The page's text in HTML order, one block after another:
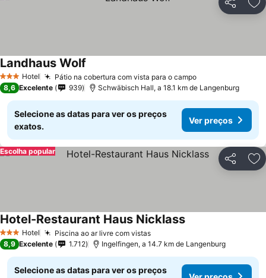
Partilhar
3 EstrelasHotel Pátio na cobertura com vista para o campo
Landhaus Wolf
8,6 Excelente 939 Schwäbisch Hall, a 18.1 km de Langenburg
Selecione as datas para ver os preços
exatos.
Ver preços
Partilhar
Escolha popular
3 EstrelasHotel Piscina ao ar livre com vistas
Hotel-Restaurant Haus Nicklass
8,9 Excelente 1.712 Ingelfingen, a 14.7 km de Langenburg
Selecione as datas para ver os preços